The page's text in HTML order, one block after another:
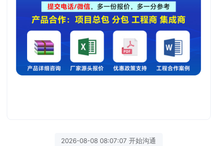
2026-08-08 08:07:07 开始沟通